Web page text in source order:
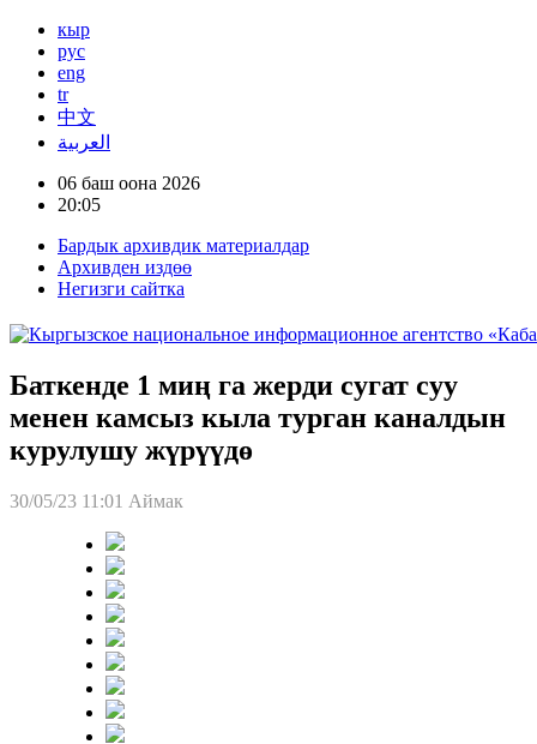
кыр
рус
eng
tr
中文
العربية
06 баш оона 2026
20:05
Бардык архивдик материалдар
Архивден издөө
Негизги сайтка
Баткенде 1 миң га жерди сугат суу
менен камсыз кыла турган каналдын
курулушу жүрүүдө
30/05/23 11:01 Аймак